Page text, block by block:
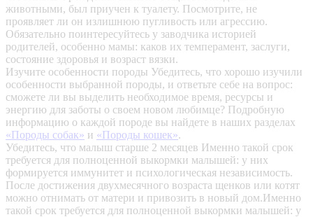
животными, был приучен к туалету. Посмотрите, не
проявляет ли он излишнюю пугливость или агрессию.
Обязательно поинтересуйтесь у заводчика историей
родителей, особенно мамы: каков их темперамент, заслуги,
состояние здоровья и возраст вязки.
Изучите особенности породы Убедитесь, что хорошо изучили
особенности выбранной породы, и ответьте себе на вопрос:
сможете ли вы выделить необходимое время, ресурсы и
энергию для заботы о своем новом любимце? Подробную
информацию о каждой породе вы найдете в наших разделах
«Породы собак» и «Породы кошек».
Убедитесь, что малыш старше 2 месяцев Именно такой срок
требуется для полноценной выкормки малышей: у них
формируется иммунитет и психологическая независимость.
После достижения двухмесячного возраста щенков или котят
можно отнимать от матери и привозить в новый дом.Именно
такой срок требуется для полноценной выкормки малышей: у